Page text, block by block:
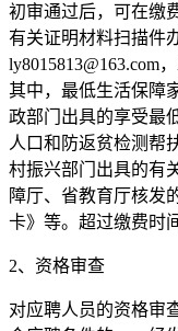
初审通过后，可在缴
有关证明材料扫描件
ly8015813@163.com
其中，最低生活保障
政部门出具的享受最
人口和防返贫检测帮
村振兴部门出具的有
障厅、省教育厅核发
卡》等。超过缴费时
2、资格审查
对应聘人员的资格审